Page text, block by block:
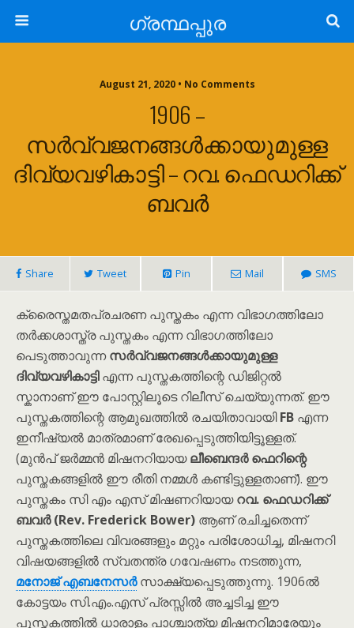
ഗ്രന്ഥപ്പുര
August 21, 2020 • No Comments
1906 –
സർവ്വജനങ്ങൾക്കായുമുള്ള
ദിവ്യവഴികാട്ടി – റവ. ഫെഡറിക്ക്
ബവർ
Share Tweet Pin Mail SMS
ക്രൈസ്തമതപ്രചരണ പുസ്തകം എന്ന വിഭാഗത്തിലോ
തർക്കശാസ്ത്ര പുസ്തകം എന്ന വിഭാഗത്തിലോ
പെടുത്താവുന്നസർവ്വജനങ്ങൾക്കായുമുള്ള
ദിവ്യവഴികാട്ടിഎന്ന പുസ്തകത്തിന്റെ ഡിജിറ്റൽ
സ്കാനാണ് ഈ പോസ്റ്റിലൂടെ റിലീസ് ചെയ്യുന്നത്. ഈ
പുസ്തകത്തിന്റെ ആമുഖത്തിൽ രചയിതാവായിFB എന്ന
ഇനീഷ്യൽ മാത്രമാണ് രേഖപ്പെടുത്തിയിട്ടൂള്ളത്.
(മുൻപ് ജർമ്മൻ മിഷനറിയായലീബെന്ദർ ഫെറിന്റെ
പുസ്തകങ്ങളിൽ ഈ രീതി നമ്മൾ കണ്ടിട്ടുള്ളതാണ്). ഈ
പുസ്തകം സി എം എസ് മിഷണറിയായറവ. ഫെഡറിക്ക്
ബവർ (Rev. Frederick Bower) ആണ് രചിച്ചതെന്ന്
പുസ്തകത്തിലെ വിവരങ്ങളും മറ്റും പരിശോധിച്ച, മിഷനറി
വിഷയങ്ങളിൽ സ്വതന്ത്ര ഗവേഷണം നടത്തുന്ന,
മനോജ് എബനേസർസാക്ഷ്യപ്പെടുത്തുന്നു. 1906ൽ
കോട്ടയം സി.എം.എസ് പ്രസ്സിൽ അച്ചടിച്ച ഈ
പുസ്തകത്തിൽ ധാരാളം പാശ്ചാത്യ മിഷനറിമാരേയും